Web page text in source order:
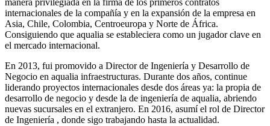
manera privilegiada en la firma de los primeros contratos
internacionales de la compañía y en la expansión de la empresa en
Asia, Chile, Colombia, Centroeuropa y Norte de África.
Consiguiendo que aqualia se estableciera como un jugador clave en
el mercado internacional.
En 2013, fui promovido a Director de Ingeniería y Desarrollo de
Negocio en aqualia infraestructuras. Durante dos años, continue
liderando proyectos internacionales desde dos áreas ya: la propia de
desarrollo de negocio y desde la de ingeniería de aqualia, abriendo
nuevas sucursales en el extranjero. En 2016, asumí el rol de Director
de Ingeniería , donde sigo trabajando hasta la actualidad.